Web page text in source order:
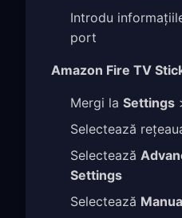
Introdu
port
Amazon Fire TV
Mergi la Settings
Selectează
Selectează
Settings
Selectează